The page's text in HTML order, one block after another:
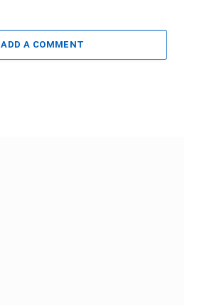
ADD A COMMENT